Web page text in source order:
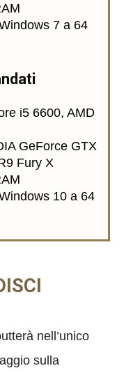
7 a 64
i5 6600, AMD
GeForce GTX
Fury X
10 a 64
nell’unico
sulla